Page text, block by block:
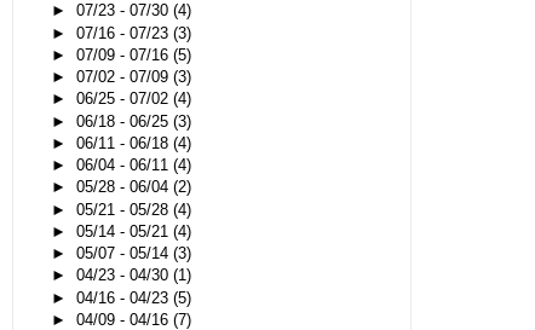
► 07/23 - 07/30 (4)
► 07/16 - 07/23 (3)
► 07/09 - 07/16 (5)
► 07/02 - 07/09 (3)
► 06/25 - 07/02 (4)
► 06/18 - 06/25 (3)
► 06/11 - 06/18 (4)
► 06/04 - 06/11 (4)
► 05/28 - 06/04 (2)
► 05/21 - 05/28 (4)
► 05/14 - 05/21 (4)
► 05/07 - 05/14 (3)
► 04/23 - 04/30 (1)
► 04/16 - 04/23 (5)
► 04/09 - 04/16 (7)